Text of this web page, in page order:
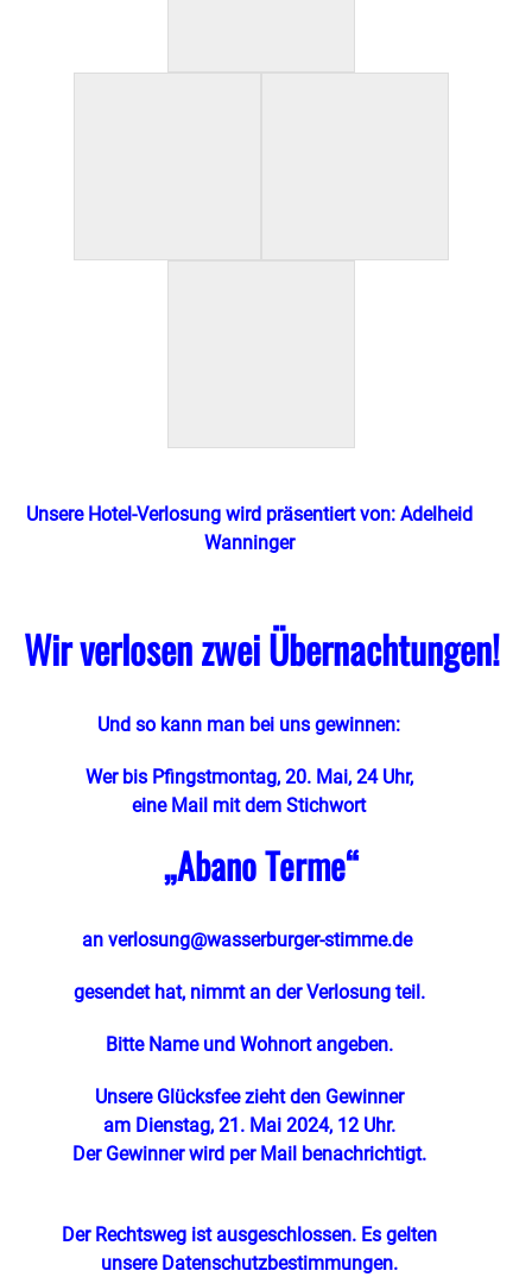
Unsere Hotel-Verlosung wird präsentiert von: Adelheid
Wanninger
Wir verlosen zwei Übernachtungen!
Und so kann man bei uns gewinnen:
Wer bis Pfingstmontag, 20. Mai, 24 Uhr,
eine Mail mit dem Stichwort
„Abano Terme“
an verlosung@wasserburger-stimme.de
gesendet hat, nimmt an der Verlosung teil.
Bitte Name und Wohnort angeben.
Unsere Glücksfee zieht den Gewinner
am Dienstag, 21. Mai 2024, 12 Uhr.
Der Gewinner wird per Mail benachrichtigt.
Der Rechtsweg ist ausgeschlossen. Es gelten
unsere Datenschutzbestimmungen.